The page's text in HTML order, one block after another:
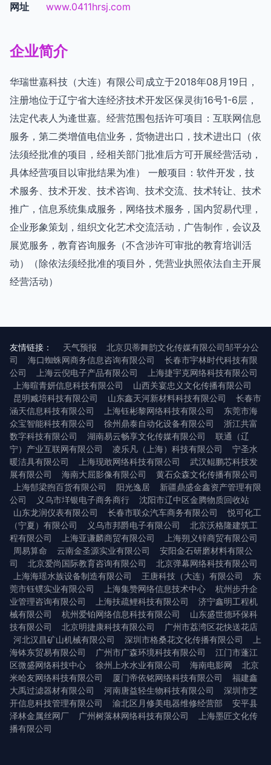
网址 www.0411hrsj.com
企业简介
华瑞世嘉科技（大连）有限公司成立于2018年08月19日，
注册地位于辽宁省大连经济技术开发区保灵街16号1-6层，
法定代表人为逄世嘉。经营范围包括许可项目：互联网信息
服务，第二类增值电信业务，货物进出口，技术进出口（依
法须经批准的项目，经相关部门批准后方可开展经营活动，
具体经营项目以审批结果为准） 一般项目：软件开发，技
术服务、技术开发、技术咨询、技术交流、技术转让、技术
推广，信息系统集成服务，网络技术服务，国内贸易代理，
企业形象策划，组织文化艺术交流活动，广告制作，会议及
展览服务，教育咨询服务（不含涉许可审批的教育培训活
动）（除依法须经批准的项目外，凭营业执照依法自主开展
经营活动）
友情链接： 天气预报
北京贝蒂舞韵文化传媒有限公司邹平分公
司
海口蜘蛛网商务信息咨询有限公司
长春市宇林时代科技有限
公司
上海云倪电子产品有限公司
上海捷宇克网络科技有限公司
上海暄青妍信息科技有限公司
山西关宴忠义文化传播有限公司
昆明臧培科技有限公司
山东鑫天河新材料科技有限公司
长春市
涵天信息科技有限公司
上海钰彬黎网络科技有限公司
东莞市海
众宝智能科技有限公司
徐州鼎泰自动化设备有限公司
浙江共富
数字科技有限公司
湖南易云畅享文化传媒有限公司
联通（辽
宁）产业互联网有限公司
凌乐凡（上海）科技有限公司
宁圣水
暖洁具有限公司
上海现敢网络科技有限公司
武汉鲲鹏芯科技发
展有限公司
海南大屈影像有限公司
黄石众森文化传播有限公司
上海郜梁煦百货有限公司
阳光逸居
新疆鼎盛金鑫资产管理有限
公司
义乌市垟银电子商务商行
沈阳市辽中区金腾物质回收站
山东龙润仪表有限公司
长春市联众汽车商务有限公司
悦可化工
（宁夏）有限公司
义乌市邦爵电子有限公司
北京沃格隆建筑工
程有限公司
上海亚谦麟商贸有限公司
上海朔义锌商贸有限公司
周易算命
云南金圣源实业有限公司
安阳金石研磨材料有限公
司
北京爱尚国际教育咨询有限公司
北京弹幕网络科技有限公司
上海海瑶水族设备制造有限公司
王唐科技（大连）有限公司
东
莞市钰镤实业有限公司
上海集赞网络信息技术中心
杭州步升企
业管理咨询有限公司
上海扶疏鲤科技有限公司
济宁鑫明工程机
械有限公司
杭州爱铂网络信息科技有限公司
山东盛世德环保科
技有限公司
北京明捷康科技有限公司
广州市荔湾区花快送花店
河北汉昌矿山机械有限公司
深圳市格桑花文化传播有限公司
上
海钵东贸易有限公司
广州市广森环境科技有限公司
江门市蓬江
区微盛网络科技中心
徐州上水水业有限公司 海南电影网
北京
米哈友网络科技有限公司
厦门帝依铭网络科技有限公司
福建鑫
大禹过滤器材有限公司
河南唐益轻生物科技有限公司
深圳市芝
开信息科技管理有限公司
渝北区月修美电器维修经营部
安平县
泽林金属丝网厂
广州树落林网络科技有限公司
上海墨匠文化传
播有限公司